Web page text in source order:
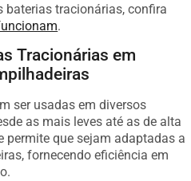
baterias tracionárias, confira
.
Tracionárias em
ser usadas em diversos
as mais leves até as de alta
permite que sejam adaptadas a
fornecendo eficiência em